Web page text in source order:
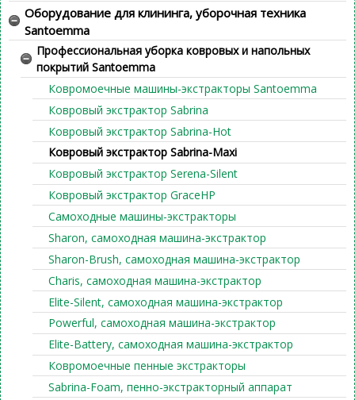
Оборудование для клининга, уборочная техника
Santoemma
Профессиональная уборка ковровых и напольных
покрытий Santoemma
Ковромоечные машины-экстракторы Santoemma
Ковровый экстрактор Sabrina
Ковровый экстрактор Sabrina-Hot
Ковровый экстрактор Sabrina-Maxi
Ковровый экстрактор Serena-Silent
Ковровый экстрактор GraceHP
Самоходные машины-экстракторы
Sharon, самоходная машина-экстрактор
Sharon-Brush, самоходная машина-экстрактор
Charis, самоходная машина-экстрактор
Elite-Silent, самоходная машина-экстрактор
Powerful, самоходная машина-экстрактор
Elite-Battery, самоходная машина-экстрактор
Ковромоечные пенные экстракторы
Sabrina-Foam, пенно-экстракторный аппарат